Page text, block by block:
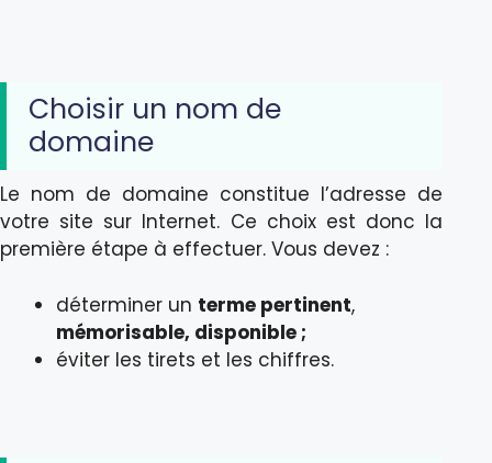
Choisir un nom de
domaine
Le nom de domaine constitue l’adresse de
votre site sur Internet. Ce choix est donc la
première étape à effectuer. Vous devez :
déterminer un terme pertinent,
mémorisable, disponible ;
éviter les tirets et les chiffres.